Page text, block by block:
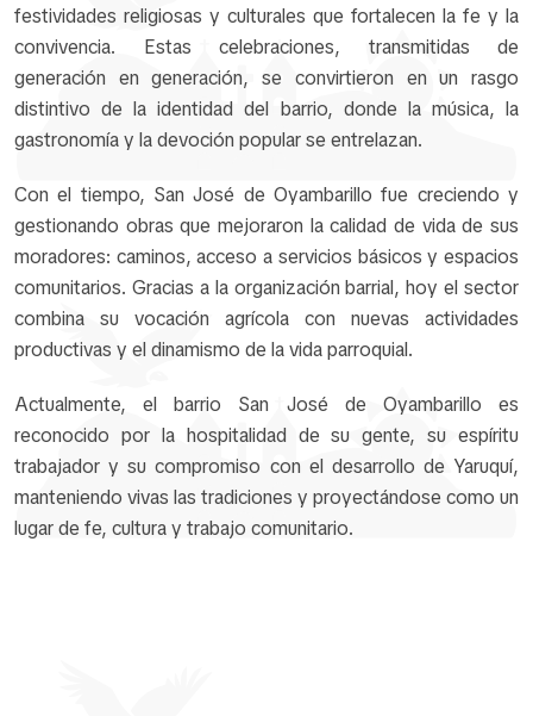
festividades religiosas y culturales que fortalecen la fe y la
convivencia. Estas celebraciones, transmitidas de
generación en generación, se convirtieron en un rasgo
distintivo de la identidad del barrio, donde la música, la
gastronomía y la devoción popular se entrelazan.
Con el tiempo, San José de Oyambarillo fue creciendo y
gestionando obras que mejoraron la calidad de vida de sus
moradores: caminos, acceso a servicios básicos y espacios
comunitarios. Gracias a la organización barrial, hoy el sector
combina su vocación agrícola con nuevas actividades
productivas y el dinamismo de la vida parroquial.
Actualmente, el barrio San José de Oyambarillo es
reconocido por la hospitalidad de su gente, su espíritu
trabajador y su compromiso con el desarrollo de Yaruquí,
manteniendo vivas las tradiciones y proyectándose como un
lugar de fe, cultura y trabajo comunitario.